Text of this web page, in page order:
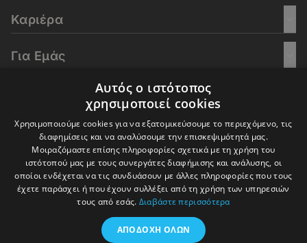
Καριέρα
Για Εμάς
E-Learning
© 2016-2026 In Deep Analysis - All rights reserved.
Πολιτική Cookies Πολιτική Απορρήτου
Αυτός ο ιστότοπος
χρησιμοποιεί cookies
Χρησιμοποιούμε cookies για να εξατομικεύσουμε το περιεχόμενο, τις
διαφημίσεις και να αναλύσουμε την επισκεψιμότητά μας.
Μοιραζόμαστε επίσης πληροφορίες σχετικά με τη χρήση του
ιστότοπού μας με τους συνεργάτες διαφήμισης και ανάλυσης, οι
οποίοι ενδέχεται να τις συνδυάσουν με άλλες πληροφορίες που τους
έχετε παράσχει ή που έχουν συλλέξει από τη χρήση των υπηρεσιών
τους από εσάς. Διαβάστε περισσότερα
ΑΠΟΔΟΧΉ ΌΛΩΝ